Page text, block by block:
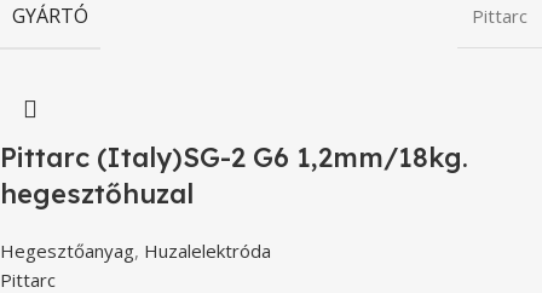
GYÁRTÓ Pittarc
Pittarc (Italy)SG-2 G6 1,2mm/18kg.
hegesztőhuzal
Hegesztőanyag, Huzalelektróda
Pittarc